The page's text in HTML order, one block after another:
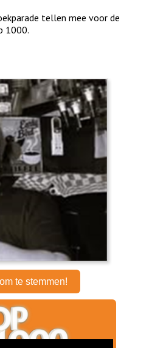
tellen mee voor de
1000.
te stemmen!